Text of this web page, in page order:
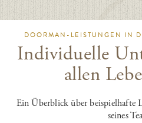
DOORMAN-LEISTUNGEN IN
Individuelle
allen
Ein Überblick über beispielhafte
seines